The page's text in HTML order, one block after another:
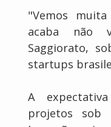
"Vemos
acaba não
Saggiorato,
startups
A
projetos sob